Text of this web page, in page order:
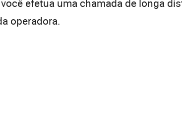
efetua uma chamada de longa
operadora.